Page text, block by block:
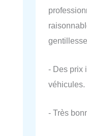
- Des prix
véhicules.
- Très